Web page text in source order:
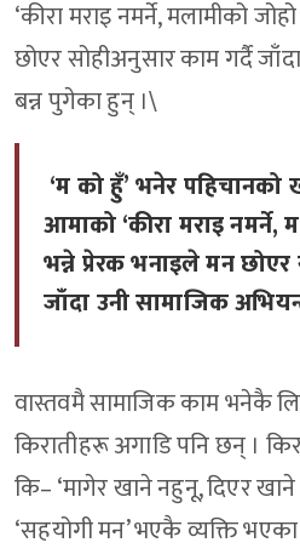
‘कीरा मराइ नमर्ने, मलामीको
छोएर सोहीअनुसार काम गर्दै
बन्न पुगेका हुन् ।\
‘म को हुँ’ भनेर पहिचानको
आमाको ‘कीरा मराइ नमर्ने,
भन्ने प्रेरक भनाइले मन
जाँदा उनी सामाजिक
वास्तवमै सामाजिक काम भनेकै
किरातीहरू अगाडि पनि छन् ।
कि– ‘मागेर खाने नहुनू, दिएर
‘सहयोगी मन’ भएकै व्यक्ति